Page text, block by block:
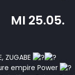
MI 25.05.
ZUGABE
empire Power